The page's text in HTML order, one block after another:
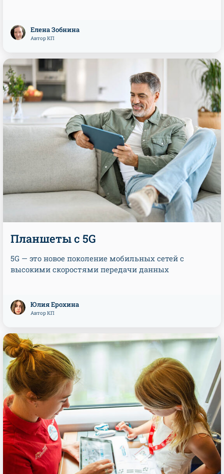
Елена Зобнина
Автор КП
Планшеты с 5G
5G — это новое поколение мобильных сетей с
высокими скоростями передачи данных
Юлия Ерохина
Автор КП